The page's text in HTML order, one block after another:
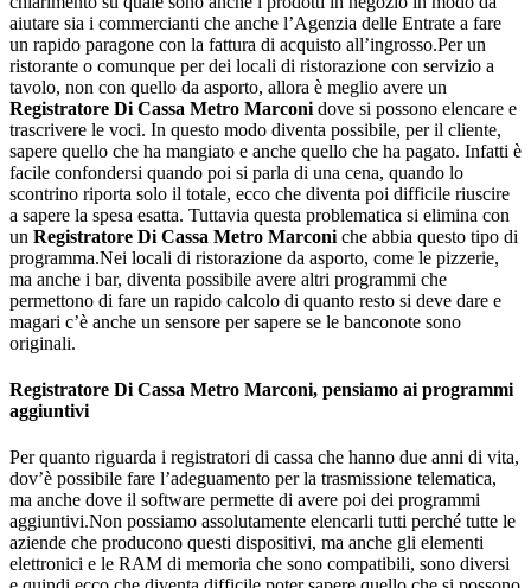
aiutare sia i commercianti che anche l’Agenzia delle Entrate a fare
un rapido paragone con la fattura di acquisto all’ingrosso.Per un
ristorante o comunque per dei locali di ristorazione con servizio a
tavolo, non con quello da asporto, allora è meglio avere un
Registratore Di Cassa Metro Marconi dove si possono elencare e
trascrivere le voci. In questo modo diventa possibile, per il cliente,
sapere quello che ha mangiato e anche quello che ha pagato. Infatti è
facile confondersi quando poi si parla di una cena, quando lo
scontrino riporta solo il totale, ecco che diventa poi difficile riuscire
a sapere la spesa esatta. Tuttavia questa problematica si elimina con
un Registratore Di Cassa Metro Marconi che abbia questo tipo di
programma.Nei locali di ristorazione da asporto, come le pizzerie,
ma anche i bar, diventa possibile avere altri programmi che
permettono di fare un rapido calcolo di quanto resto si deve dare e
magari c’è anche un sensore per sapere se le banconote sono
originali.
Registratore Di Cassa Metro Marconi, pensiamo ai programmi
aggiuntivi
Per quanto riguarda i registratori di cassa che hanno due anni di vita,
dov’è possibile fare l’adeguamento per la trasmissione telematica,
ma anche dove il software permette di avere poi dei programmi
aggiuntivi.Non possiamo assolutamente elencarli tutti perché tutte le
aziende che producono questi dispositivi, ma anche gli elementi
elettronici e le RAM di memoria che sono compatibili, sono diversi